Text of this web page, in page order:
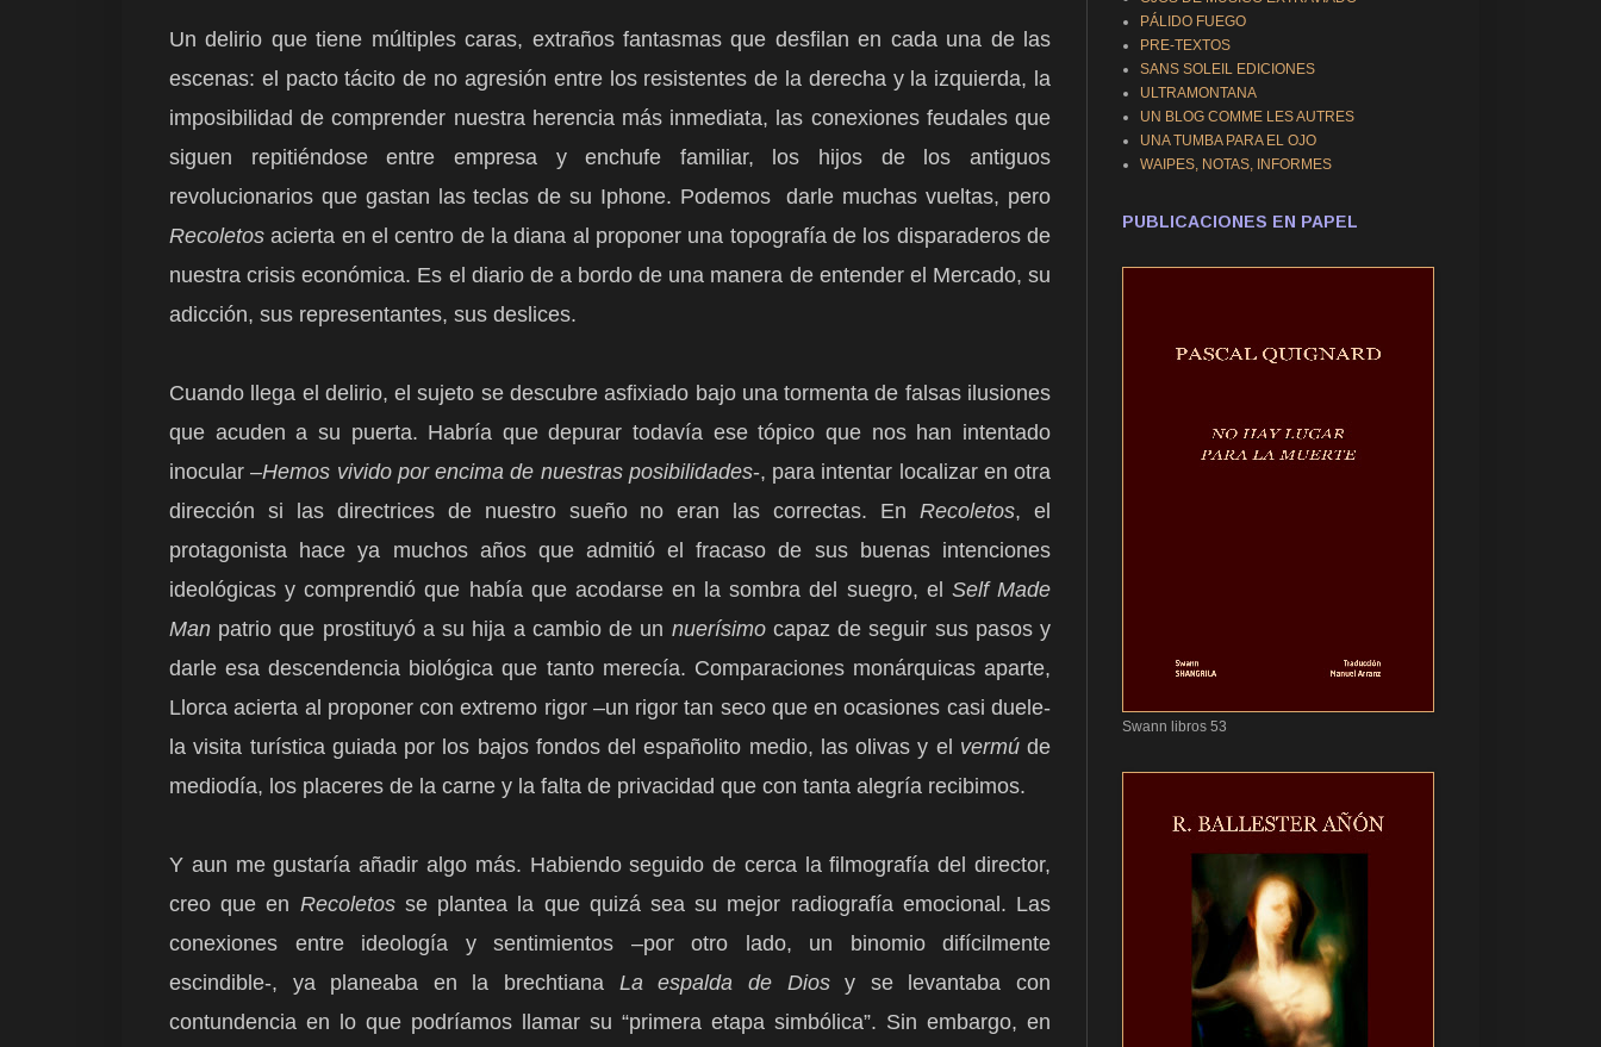
Un delirio que tiene múltiples caras, extraños fantasmas que desfilan en cada una de las
escenas: el pacto tácito de no agresión entre los resistentes de la derecha y la izquierda, la
imposibilidad de comprender nuestra herencia más inmediata, las conexiones feudales que
siguen repitiéndose entre empresa y enchufe familiar, los hijos de los antiguos
revolucionarios que gastan las teclas de su Iphone. Podemos
darle muchas vueltas, pero
Recoletos acierta en el centro de la diana al proponer una topografía de los disparaderos de
nuestra crisis económica. Es el diario de a bordo de una manera de entender el Mercado, su
adicción, sus representantes, sus deslices.
Cuando llega el delirio, el sujeto se descubre asfixiado bajo una tormenta de falsas ilusiones
que acuden a su puerta. Habría que depurar todavía ese tópico que nos han intentado
inocular –Hemos vivido por encima de nuestras posibilidades-, para intentar localizar en otra
dirección si las directrices de nuestro sueño no eran las correctas. EnRecoletos, el
protagonista hace ya muchos años que admitió el fracaso de sus buenas intenciones
ideológicas y comprendió que había que acodarse en la sombra del suegro, el Self Made
Man patrio que prostituyó a su hija a cambio de un nuerísimocapaz de seguir sus pasos y
darle esa descendencia biológica que tanto merecía. Comparaciones monárquicas aparte,
Llorca acierta al proponer con extremo rigor –un rigor tan seco que en ocasiones casi duele-
la visita turística guiada por los bajos fondos del españolito medio, las olivas y el vermúde
mediodía, los placeres de la carne y la falta de privacidad que con tanta alegría recibimos.
Y aun me gustaría añadir algo más. Habiendo seguido de cerca la filmografía del director,
creo que en Recoletosse plantea la que quizá sea su mejor radiografía emocional. Las
conexiones entre ideología y sentimientos –por otro lado, un binomio difícilmente
escindible-, ya planeaba en la brechtiana La espalda de Diosy se levantaba con
contundencia en lo que podríamos llamar su “primera etapa simbólica”. Sin embargo, en
PÁLIDO FUEGO
PRE-TEXTOS
SANS SOLEIL EDICIONES
ULTRAMONTANA
UN BLOG COMME LES AUTRES
UNA TUMBA PARA EL OJO
WAIPES, NOTAS, INFORMES
PUBLICACIONES EN PAPEL
Swann libros 53